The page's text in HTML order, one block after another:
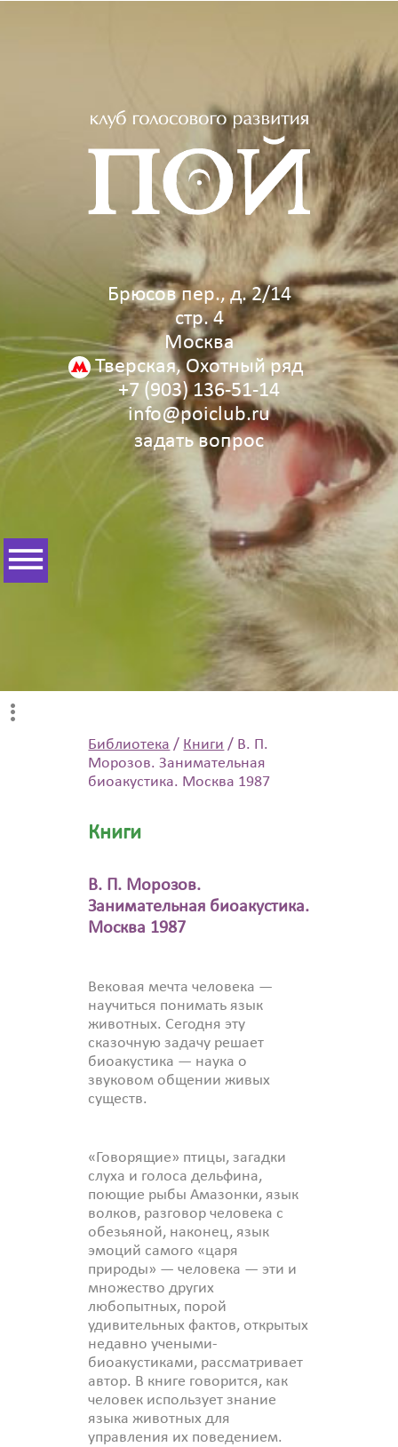
Брюсов пер., д. 2/14
стр. 4
Москва
Тверская, Охотный ряд
+7 (903) 136‑51‑14
info@poiclub.ru
задать вопрос
Библиотека / Книги / В. П.
Морозов. Занимательная
биоакустика. Москва 1987
Книги
В. П. Морозов.
Занимательная биоакустика.
Москва 1987
Вековая мечта человека —
научиться понимать язык
животных. Сегодня эту
сказочную задачу решает
биоакустика — наука о
звуковом общении живых
существ.
«Говорящие» птицы, загадки
слуха и голоса дельфина,
поющие рыбы Амазонки, язык
волков, разговор человека с
обезьяной, наконец, язык
эмоций самого «царя
природы» — человека — эти и
множество других
любопытных, порой
удивительных фактов, открытых
недавно учеными-
биоакустиками, рассматривает
автор. В книге говорится, как
человек использует знание
языка животных для
управления их поведением.